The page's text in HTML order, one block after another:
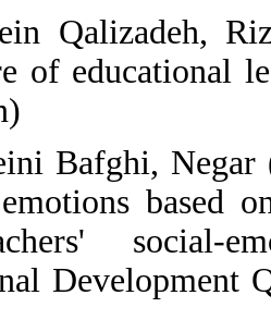
10. Hossein
and nature of
11. Hosseini
teaching
and
Professional